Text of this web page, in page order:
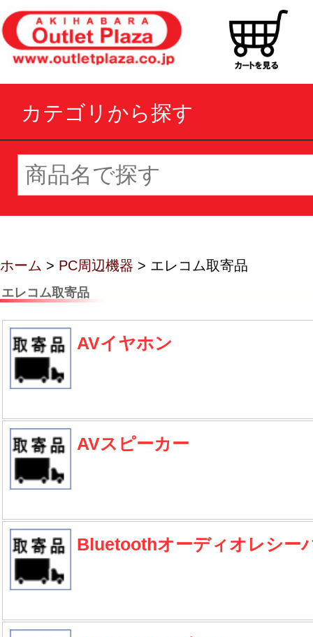
カテゴリから探す
ホーム > PC周辺機器 > エレコム取寄品
エレコム取寄品
AVイヤホン
AVスピーカー
Bluetoothオーディオレシー